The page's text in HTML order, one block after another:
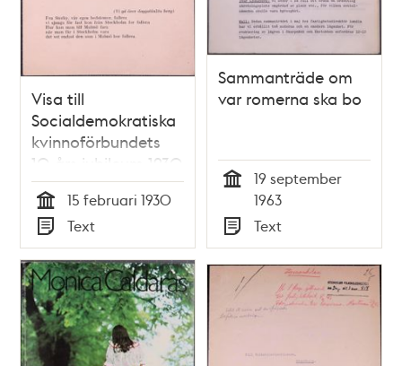
Visa till
Socialdemokratiska
kvinnoförbundets
10-års jubileum 1930
Tid
15 februari 1930
Typ
Text
Sammanträde om
var romerna ska bo
19 september
1963
Typ
Text